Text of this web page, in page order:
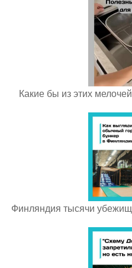
Какие бы из этих
Финляндия тысячи